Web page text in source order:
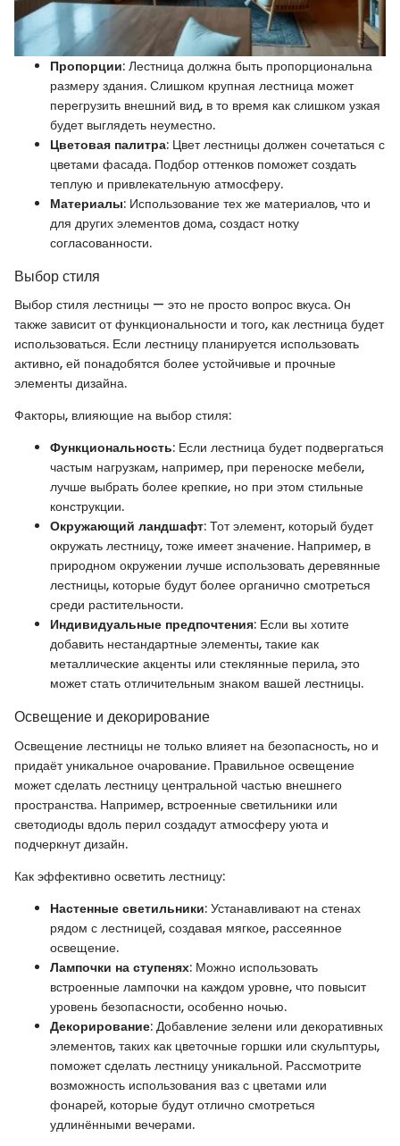
Пропорции: Лестница должна быть пропорциональна
размеру здания. Слишком крупная лестница может
перегрузить внешний вид, в то время как слишком узкая
будет выглядеть неуместно.
Цветовая палитра: Цвет лестницы должен сочетаться с
цветами фасада. Подбор оттенков поможет создать
теплую и привлекательную атмосферу.
Материалы: Использование тех же материалов, что и
для других элементов дома, создаст нотку
согласованности.
Выбор стиля
Выбор стиля лестницы — это не просто вопрос вкуса. Он
также зависит от функциональности и того, как лестница будет
использоваться. Если лестницу планируется использовать
активно, ей понадобятся более устойчивые и прочные
элементы дизайна.
Факторы, влияющие на выбор стиля:
Функциональность: Если лестница будет подвергаться
частым нагрузкам, например, при переноске мебели,
лучше выбрать более крепкие, но при этом стильные
конструкции.
Окружающий ландшафт: Тот элемент, который будет
окружать лестницу, тоже имеет значение. Например, в
природном окружении лучше использовать деревянные
лестницы, которые будут более органично смотреться
среди растительности.
Индивидуальные предпочтения: Если вы хотите
добавить нестандартные элементы, такие как
металлические акценты или стеклянные перила, это
может стать отличительным знаком вашей лестницы.
Освещение и декорирование
Освещение лестницы не только влияет на безопасность, но и
придаёт уникальное очарование. Правильное освещение
может сделать лестницу центральной частью внешнего
пространства. Например, встроенные светильники или
светодиоды вдоль перил создадут атмосферу уюта и
подчеркнут дизайн.
Как эффективно осветить лестницу:
Настенные светильники: Устанавливают на стенах
рядом с лестницей, создавая мягкое, рассеянное
освещение.
Лампочки на ступенях: Можно использовать
встроенные лампочки на каждом уровне, что повысит
уровень безопасности, особенно ночью.
Декорирование: Добавление зелени или декоративных
элементов, таких как цветочные горшки или скульптуры,
поможет сделать лестницу уникальной. Рассмотрите
возможность использования ваз с цветами или
фонарей, которые будут отлично смотреться
удлинёнными вечерами.